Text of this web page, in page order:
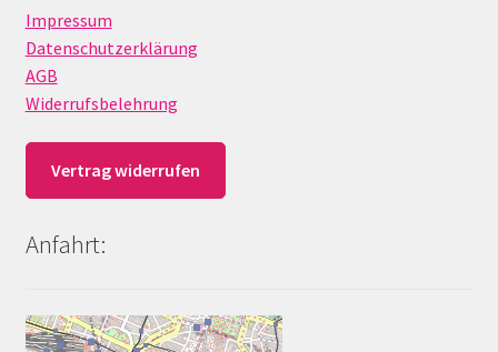
Impressum
Datenschutzerklärung
AGB
Widerrufsbelehrung
Vertrag widerrufen
Anfahrt: